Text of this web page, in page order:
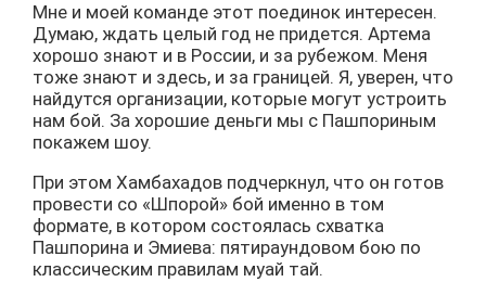
Мне и моей команде этот поединок интересен.
Думаю, ждать целый год не придется. Артема
хорошо знают и в России, и за рубежом. Меня
тоже знают и здесь, и за границей. Я, уверен, что
найдутся организации, которые могут устроить
нам бой. За хорошие деньги мы с Пашпориным
покажем шоу.
При этом Хамбахадов подчеркнул, что он готов
провести со «Шпорой» бой именно в том
формате, в котором состоялась схватка
Пашпорина и Эмиева: пятираундовом бою по
классическим правилам муай тай.